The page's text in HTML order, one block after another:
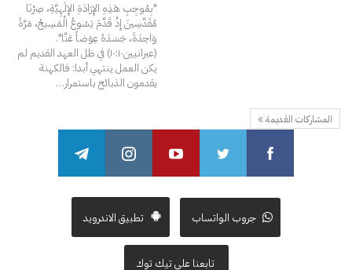
"بِمُوجِبِ هَذِهِ الإِرَادَةِ الإِلَهِيَّةِ، صِرْنَا
مُقَدَّسِينَ إِذْ قَدَّمَ يَسُوعُ الْمَسِيحُ، مَرَّةً
وَاحِدَةً، جَسَدَهُ عِوَضاً عَنَّا".
(عبرانيين١٠:١٠)
في ظل العهد القديم لم
يكن العمل ينتهي أبدا: فالكهنة
يقدمون الذبائح باستمرار…
المشاركات القديمة
جروب الواتساب تطبيق الاندرويد
تابعنا على تيك توك